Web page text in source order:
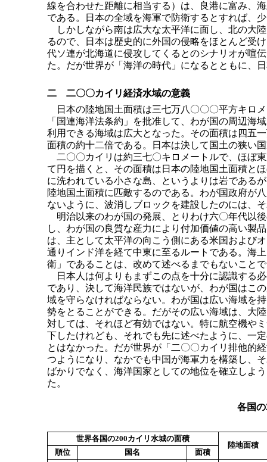
線を合わせた距離に相当する）は、良港に富み、
である。日本の全域を海軍で防衛するとすれば、
しかしながら南は広大な太平洋に面し、北の大
るので、日本は歴史的に外国の侵略をほとんど受
代ソ連が北海道に侵攻してくるとのシナリオが喧
た。だが世界が「海洋の時代」になるとともに、
二 二〇〇カイリ経済水域の意義
日本の陸地国土面積は三七万八〇〇〇平方キロ
「国連海洋法条約」を批准して、わが国の周辺海
利用できる海域は広大となった。その面積は四五
面積の約十二倍である。日本は決して国土の狭い
二〇〇カイリは約三七〇キロメートルで、ほぼ
て円を描くと、その面積は日本の陸地国土面積と
に洗われている小さな島、というよりは岩である
陸地国土面積に匹敵するのである。わが国政府が
ないように、波消しブロックを建設したのには、
明治以来のわが国の発展、とりわけ六〇年代以
し、わが国の良質な産力により付加価値の高い製
は、主として太平洋の向こう側にある米国および
通りインド洋を経て中東に至るルートである。海
衛」であることは、改めて述べるまでもないこと
日本人は何よりもまずこの点を十分に認識する
であり、決して海洋民族ではないが、わが国はこ
域を守らなければならない。わが国は広い海域を
勢をとることができる。だがその広い海域は、大
対しては、それほど有効ではない。特に航空機や
下したけれども、それでも先に述べたように、一
とはなかった。だが世界が「二〇〇カイリ排他的
つようになり、なかでも中国が海軍力を構築し、
ばかりでなく、海洋国家としての地位を確立しよ
た。
各国
世界各国の200カイリ水城の面積
陸地面積
順位
国名
面積